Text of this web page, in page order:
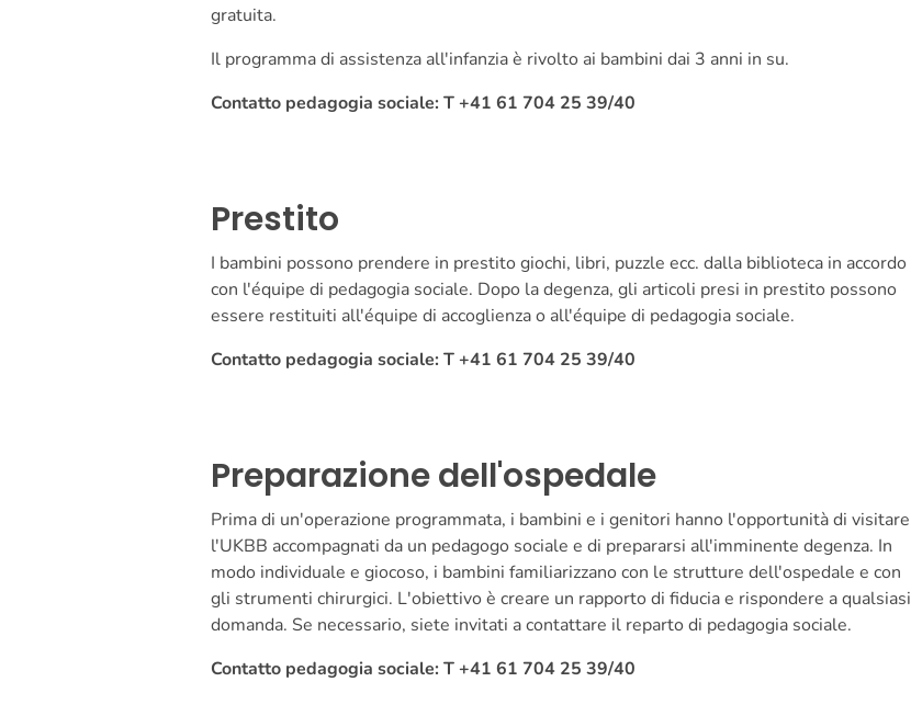
gratuita.
Il programma di assistenza all'infanzia è rivolto ai bambini dai 3 anni in su.
Contatto pedagogia sociale: T +41 61 704 25 39/40
Prestito
I bambini possono prendere in prestito giochi, libri, puzzle ecc. dalla biblioteca in accordo
con l'équipe di pedagogia sociale. Dopo la degenza, gli articoli presi in prestito possono
essere restituiti all'équipe di accoglienza o all'équipe di pedagogia sociale.
Contatto pedagogia sociale: T +41 61 704 25 39/40
Preparazione dell'ospedale
Prima di un'operazione programmata, i bambini e i genitori hanno l'opportunità di visitare
l'UKBB accompagnati da un pedagogo sociale e di prepararsi all'imminente degenza. In
modo individuale e giocoso, i bambini familiarizzano con le strutture dell'ospedale e con
gli strumenti chirurgici. L'obiettivo è creare un rapporto di fiducia e rispondere a qualsiasi
domanda. Se necessario, siete invitati a contattare il reparto di pedagogia sociale.
Contatto pedagogia sociale: T +41 61 704 25 39/40